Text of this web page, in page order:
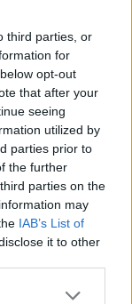
third parties, or
for
opt-out
that after your
seeing
utilized by
parties prior to
the further
parties on the
may
IAB’s List of
it to other